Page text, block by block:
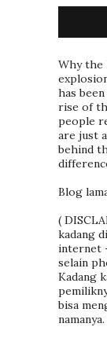
Why the
has
rise of
people
are just
behind
Blog
(
kadang
internet -
selain
Kadang
bisa
namanya.